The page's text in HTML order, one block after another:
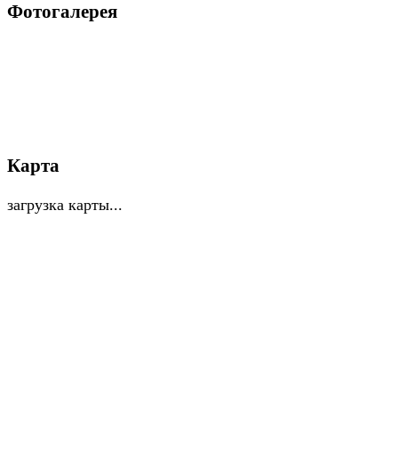
Фотогалерея
Карта
загрузка карты...